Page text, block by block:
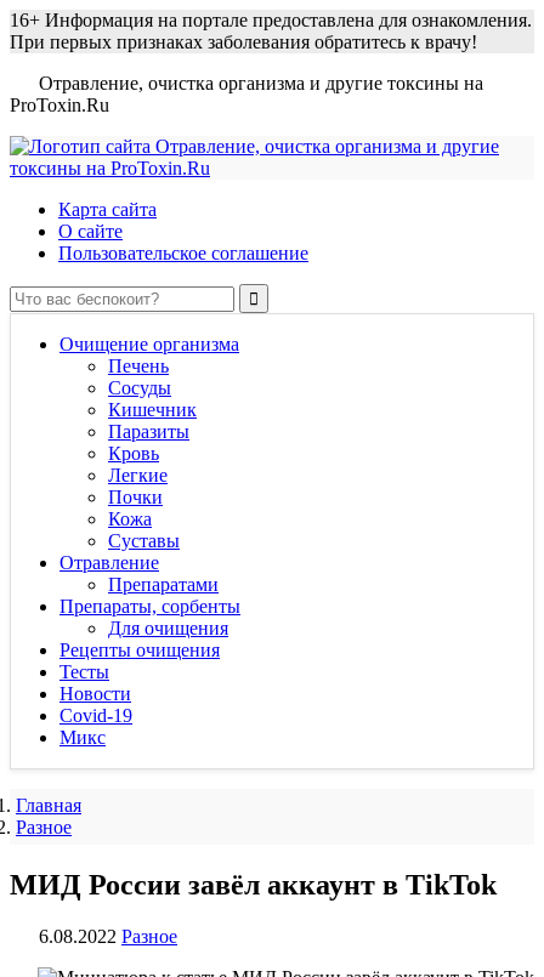
16+ Информация на портале предоставлена для ознакомления.
При первых признаках заболевания обратитесь к врачу!
Отравление, очистка организма и другие токсины на
ProToxin.Ru
Карта сайта
О сайте
Пользовательское соглашение
Очищение организма
Печень
Сосуды
Кишечник
Паразиты
Кровь
Легкие
Почки
Кожа
Суставы
Отравление
Препаратами
Препараты, сорбенты
Для очищения
Рецепты очищения
Тесты
Новости
Covid-19
Микс
Главная
Разное
МИД России завёл аккаунт в TikTok
6.08.2022 Разное